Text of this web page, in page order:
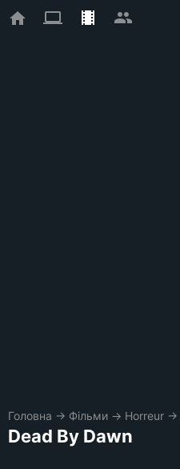
Головна → Фільми → Horreur →
Dead By Dawn